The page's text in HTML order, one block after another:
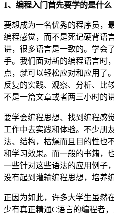
1、编程入门首先要学的是什么
要想成为一名优秀的程序员，
编程感觉，而不是死记硬背语
讲，很多语言是一致的。学会
手。我们面对新的编程语言时
点，就可以轻松应对和应用了
反复的实践、观察、分析、比
不是一篇文章或者两三小时的
要学会编程思想、找到编程感
工作中去实践和体验。不少朋
法、结构，枯燥而且目的性也
和学习效果。而一般的书籍，
一些针对这些语法的应用例子
没有起到灌输编程思想，培养
正因为如此，许多大学生虽然
少有真正精通C语言的编程者